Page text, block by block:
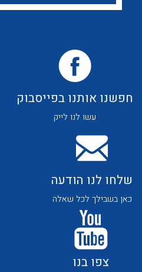
לכל מוצרי היצרן
לכל מוצרי היצרן
לכל מוצרי היצרן
חפשנו אותנו בפייסבוק
עשו לנו לייק
שלחו לנו הודעה
כאן בשבילך לכל שאלה
צפו בנו